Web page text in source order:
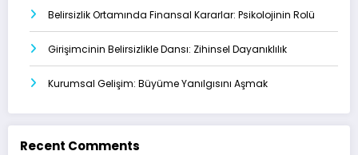
Belirsizlik Ortamında Finansal Kararlar: Psikolojinin Rolü
Girişimcinin Belirsizlikle Dansı: Zihinsel Dayanıklılık
Kurumsal Gelişim: Büyüme Yanılgısını Aşmak
Recent Comments